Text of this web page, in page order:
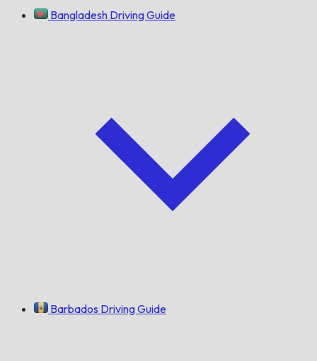
Bangladesh Driving Guide
Barbados Driving Guide